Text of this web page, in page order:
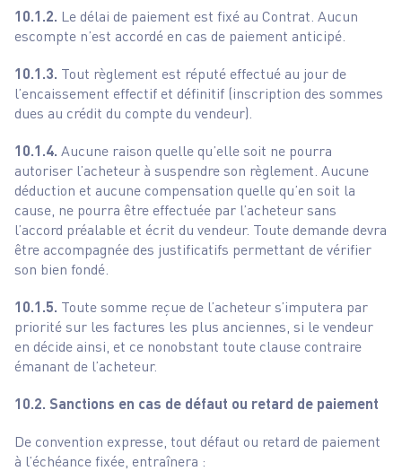
10.1.2. Le délai de paiement est fixé au Contrat. Aucun
escompte n’est accordé en cas de paiement anticipé.
10.1.3. Tout règlement est réputé effectué au jour de
l’encaissement effectif et définitif (inscription des sommes
dues au crédit du compte du vendeur).
10.1.4. Aucune raison quelle qu’elle soit ne pourra
autoriser l’acheteur à suspendre son règlement. Aucune
déduction et aucune compensation quelle qu’en soit la
cause, ne pourra être effectuée par l’acheteur sans
l’accord préalable et écrit du vendeur. Toute demande devra
être accompagnée des justificatifs permettant de vérifier
son bien fondé.
10.1.5. Toute somme reçue de l’acheteur s’imputera par
priorité sur les factures les plus anciennes, si le vendeur
en décide ainsi, et ce nonobstant toute clause contraire
émanant de l’acheteur.
10.2. Sanctions en cas de défaut ou retard de paiement
De convention expresse, tout défaut ou retard de paiement
à l’échéance fixée, entraînera :